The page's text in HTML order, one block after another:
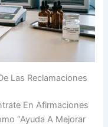
Las Reclamaciones
En Afirmaciones
“ayuda A Mejorar